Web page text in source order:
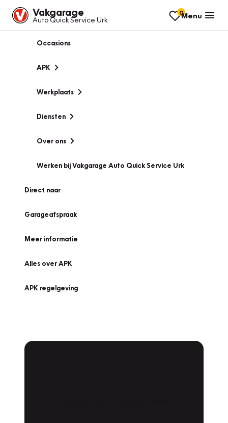
Vakgarage
Auto Quick Service Urk
0Menu
Occasions
APK
Werkplaats
Diensten
Over ons
Werken bij Vakgarage Auto Quick Service Urk
Direct naar
Garageafspraak
Meer informatie
Alles over APK
APK regelgeving